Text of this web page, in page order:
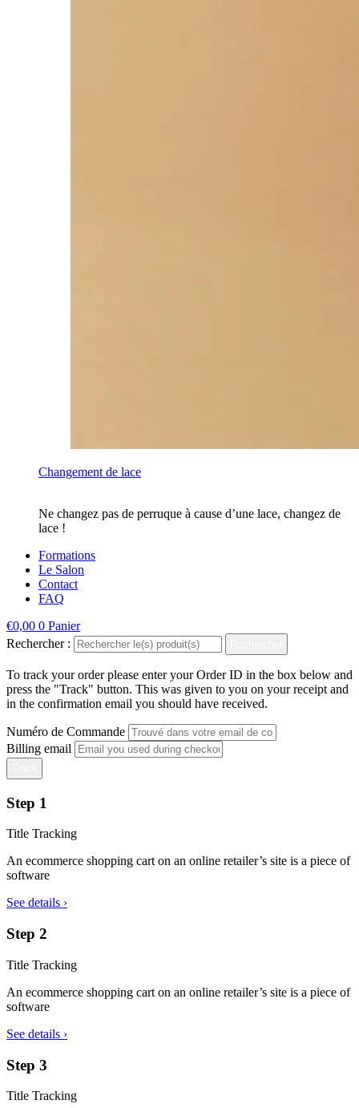
Changement de lace
Ne changez pas de perruque à cause d’une lace, changez de
lace !
Formations
Le Salon
Contact
FAQ
€0,00 0 Panier
Rechercher :
To track your order please enter your Order ID in the box below and
press the "Track" button. This was given to you on your receipt and
in the confirmation email you should have received.
Numéro de Commande
Billing email
Step 1
Title Tracking
An ecommerce shopping cart on an online retailer’s site is a piece of
software
See details ›
Step 2
Title Tracking
An ecommerce shopping cart on an online retailer’s site is a piece of
software
See details ›
Step 3
Title Tracking